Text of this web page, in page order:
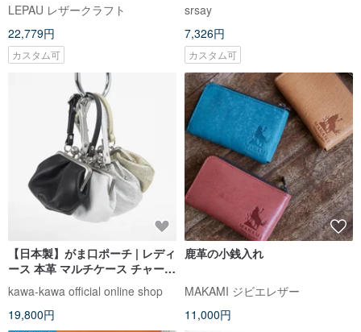
LEPAU レザークラフト
22,779円
カスタム可
srsay
7,326円
カスタム可
【日本製】がま口ポーチ | レディ
ース 本革 マルチケース チャーム
kawa-kawa
kawa-kawa official online shop
19,800円
鹿革の小銭入れ
MAKAMI ジビエレザー
11,000円